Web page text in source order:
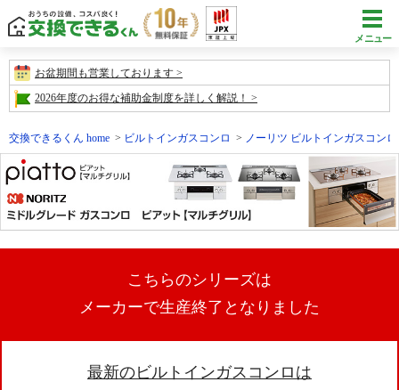
メニュー
お盆期間も営業しております
2026年度のお得な補助金制度を詳しく解説！
交換できるくん home ビルトインガスコンロ ノーリツ ビルトインガスコンロ
こちらのシリーズは
メーカーで生産終了となりました
最新のビルトインガスコンロは